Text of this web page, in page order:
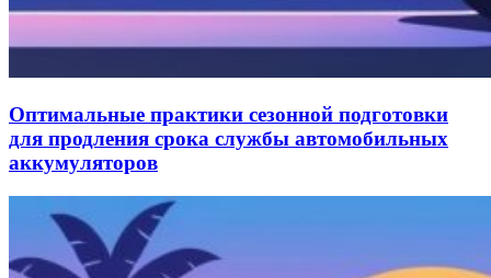
Оптимальные практики сезонной подготовки
для продления срока службы автомобильных
аккумуляторов